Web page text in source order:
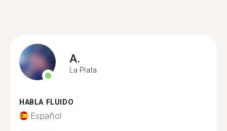
A.
La Plata
HABLA FLUIDO
Español